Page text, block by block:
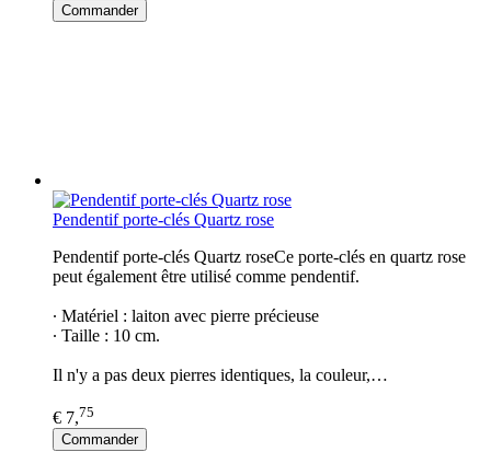
Commander
Pendentif porte-clés Quartz rose
Pendentif porte-clés Quartz roseCe porte-clés en quartz rose
peut également être utilisé comme pendentif.
∙ Matériel : laiton avec pierre précieuse
∙ Taille : 10 cm.
Il n'y a pas deux pierres identiques, la couleur,…
€ 7,75
Commander